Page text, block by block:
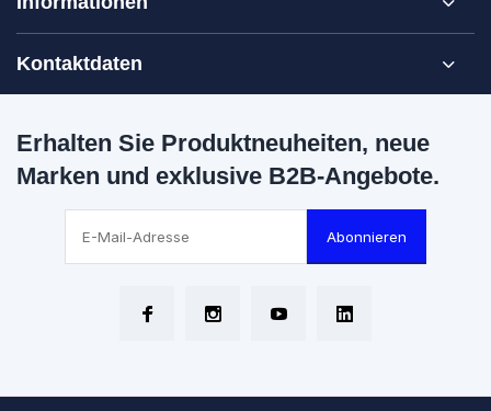
Kontaktdaten
Erhalten Sie Produktneuheiten, neue
Marken und exklusive B2B-Angebote.
Abonnieren